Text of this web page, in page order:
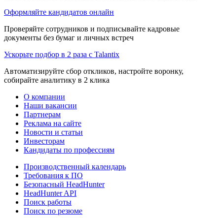
Оформляйте кандидатов онлайн
Проверяйте сотрудников и подписывайте кадровые
документы без бумаг и личных встреч
Ускорьте подбор в 2 раза с Talantix
Автоматизируйте сбор откликов, настройте воронку,
собирайте аналитику в 2 клика
О компании
Наши вакансии
Партнерам
Реклама на сайте
Новости и статьи
Инвесторам
Кандидаты по профессиям
Производственный календарь
Требования к ПО
Безопасный HeadHunter
HeadHunter API
Поиск работы
Поиск по резюме